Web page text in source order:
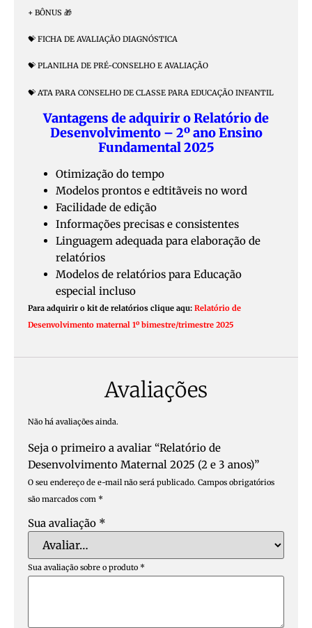
+ BÔNUS 🎁
💝 FICHA DE AVALIAÇÃO DIAGNÓSTICA
💝 PLANILHA DE PRÉ-CONSELHO E AVALIAÇÃO
💝 ATA PARA CONSELHO DE CLASSE PARA EDUCAÇÃO INFANTIL
Vantagens de adquirir o Relatório de
Desenvolvimento – 2º ano Ensino
Fundamental 2025
Otimização do tempo
Modelos prontos e edtitãveis no word
Facilidade de edição
Informações precisas e consistentes
Linguagem adequada para elaboração de
relatórios
Modelos de relatórios para Educação
especial incluso
Para adquirir o kit de relatórios clique aqu: Relatório de
Desenvolvimento maternal 1º bimestre/trimestre 2025
Avaliações
Não há avaliações ainda.
Seja o primeiro a avaliar “Relatório de
Desenvolvimento Maternal 2025 (2 e 3 anos)”
O seu endereço de e-mail não será publicado. Campos obrigatórios
são marcados com *
Sua avaliação *
Sua avaliação sobre o produto *